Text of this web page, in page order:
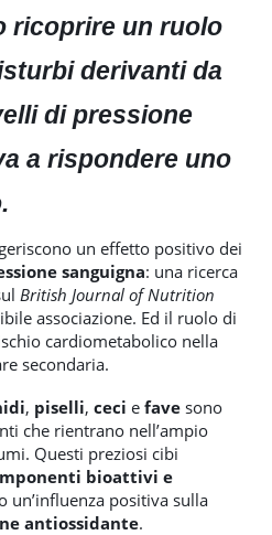
ricoprire un ruolo
derivanti da
di pressione
a rispondere uno
un effetto positivo dei
sanguigna: una ricerca
British Journal of Nutrition
associazione. Ed il ruolo di
cardiometabolico nella
secondaria.
, piselli, ceci e fave sono
che rientrano nell’ampio
Questi preziosi cibi
bioattivi e
un’influenza positiva sulla
antiossidante.